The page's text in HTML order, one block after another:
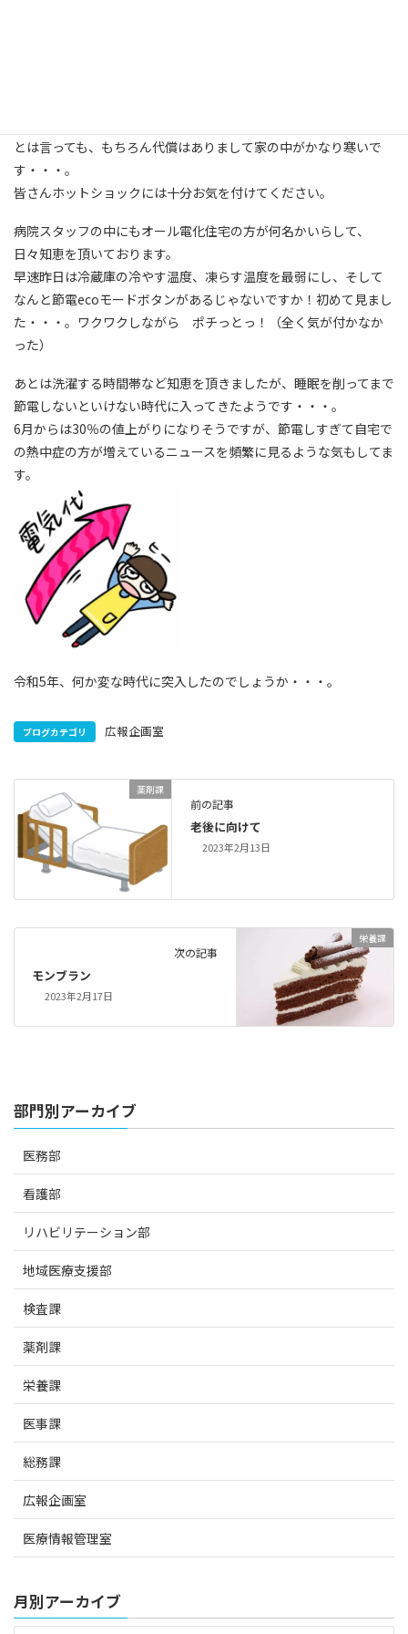
とは言っても、もちろん代償はありまして家の中がかなり寒いで
す・・・。
皆さんホットショックには十分お気を付けてください。
病院スタッフの中にもオール電化住宅の方が何名かいらして、
日々知恵を頂いております。
早速昨日は冷蔵庫の冷やす温度、凍らす温度を最弱にし、そして
なんと節電ecoモードボタンがあるじゃないですか！初めて見まし
た・・・。ワクワクしながら ポチっとっ！（全く気が付かなか
った）
あとは洗濯する時間帯など知恵を頂きましたが、睡眠を削ってまで
節電しないといけない時代に入ってきたようです・・・。
6月からは30％の値上がりになりそうですが、節電しすぎて自宅で
の熱中症の方が増えているニュースを頻繁に見るような気もしてま
す。
令和5年、何か変な時代に突入したのでしょうか・・・。
ブログカテゴリ 広報企画室
薬剤課
前の記事
老後に向けて
2023年2月13日
栄養課
次の記事
モンブラン
2023年2月17日
部門別アーカイブ
医務部
看護部
リハビリテーション部
地域医療支援部
検査課
薬剤課
栄養課
医事課
総務課
広報企画室
医療情報管理室
月別アーカイブ